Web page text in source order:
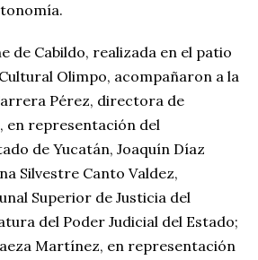
de Cabildo, realizada en el patio
Olimpo, acompañaron a la
Pérez, directora de
en representación del
de Yucatán, Joaquín Díaz
Silvestre Canto Valdez,
Superior de Justicia del
del Poder Judicial del Estado;
Martínez, en representación